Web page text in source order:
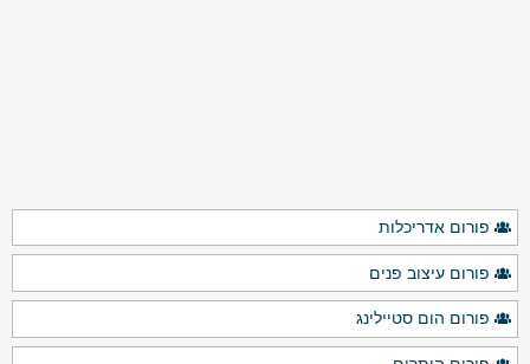
פורום אדריכלות
פורום עיצוב פנים
פורום הום סטיילינג